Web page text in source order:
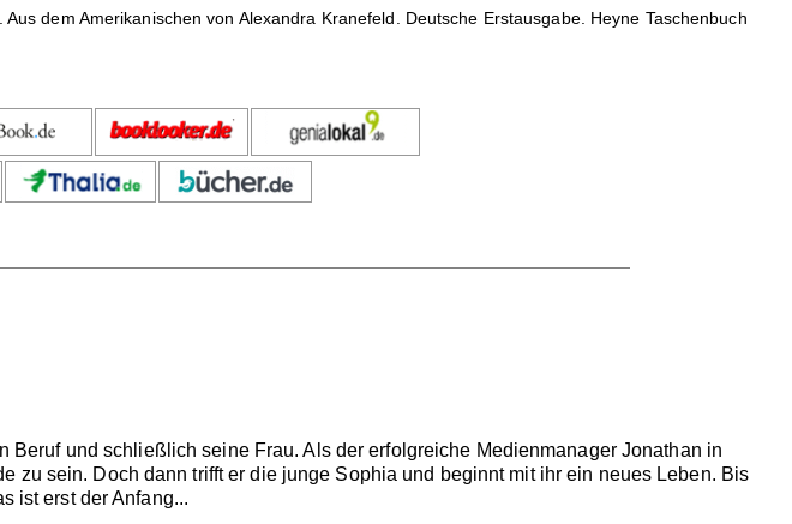
dem Amerikanischen von Alexandra Kranefeld. Deutsche Erstausgabe. Heyne Taschenbuch
und schließlich seine Frau. Als der erfolgreiche Medienmanager Jonathan in
zu sein. Doch dann trifft er die junge Sophia und beginnt mit ihr ein neues Leben. Bis
ist erst der Anfang...